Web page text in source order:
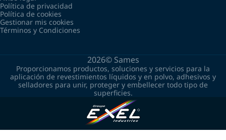
Política de privacidad
Política de cookies
Gestionar mis cookies
Términos y Condiciones
2026© Sames
Proporcionamos productos, soluciones y servicios para la
aplicación de revestimientos líquidos y en polvo, adhesivos y
selladores para unir, proteger y embellecer todo tipo de
superficies.